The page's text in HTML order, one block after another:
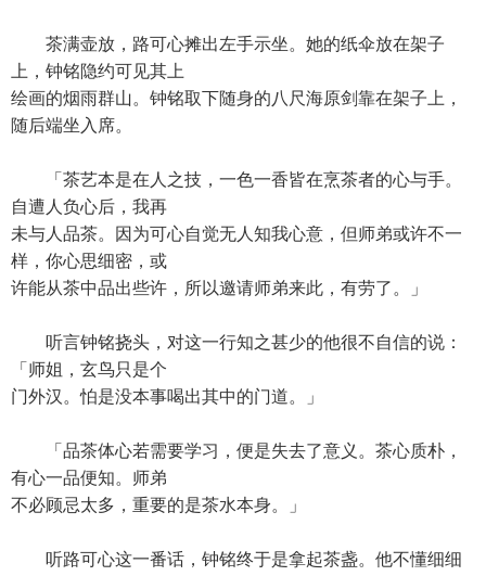
茶满壶放，路可心摊出左手示坐。她的纸伞放在架子
上，钟铭隐约可见其上
绘画的烟雨群山。钟铭取下随身的八尺海原剑靠在架子上，
随后端坐入席。
「茶艺本是在人之技，一色一香皆在烹茶者的心与手。
自遭人负心后，我再
未与人品茶。因为可心自觉无人知我心意，但师弟或许不一
样，你心思细密，或
许能从茶中品出些许，所以邀请师弟来此，有劳了。」
听言钟铭挠头，对这一行知之甚少的他很不自信的说：
「师姐，玄鸟只是个
门外汉。怕是没本事喝出其中的门道。」
「品茶体心若需要学习，便是失去了意义。茶心质朴，
有心一品便知。师弟
不必顾忌太多，重要的是茶水本身。」
听路可心这一番话，钟铭终于是拿起茶盏。他不懂细细